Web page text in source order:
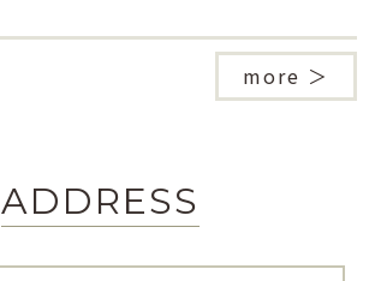
more ＞
ADDRESS